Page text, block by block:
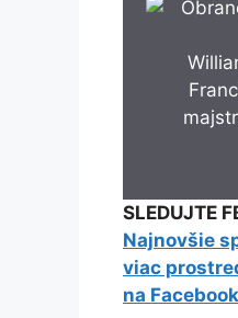
SLEDUJTE
Najnovšie
viac
na